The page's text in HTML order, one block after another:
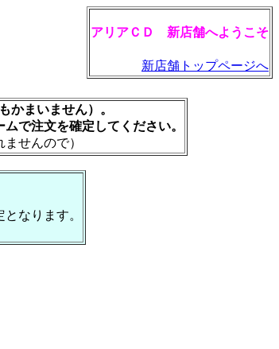
アリアＣＤ 新店舗へようこそ
新店舗トップページへ
かまいません）。
で注文を確定してください。
せんので）
なります。